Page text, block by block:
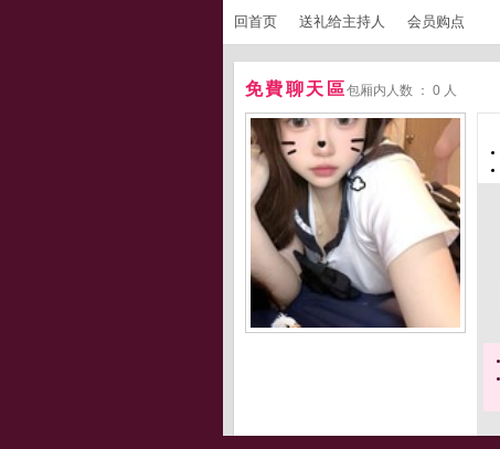
回首页 送礼给主持人 会员购点
免費聊天區包厢内人数 ： 0 人